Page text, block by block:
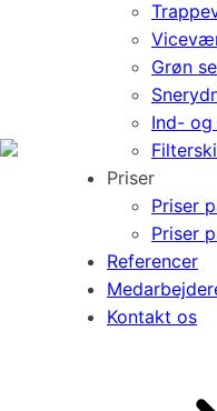
Grøn
Ind-
Priser
Priser
Priser
Referencer
Kontakt os